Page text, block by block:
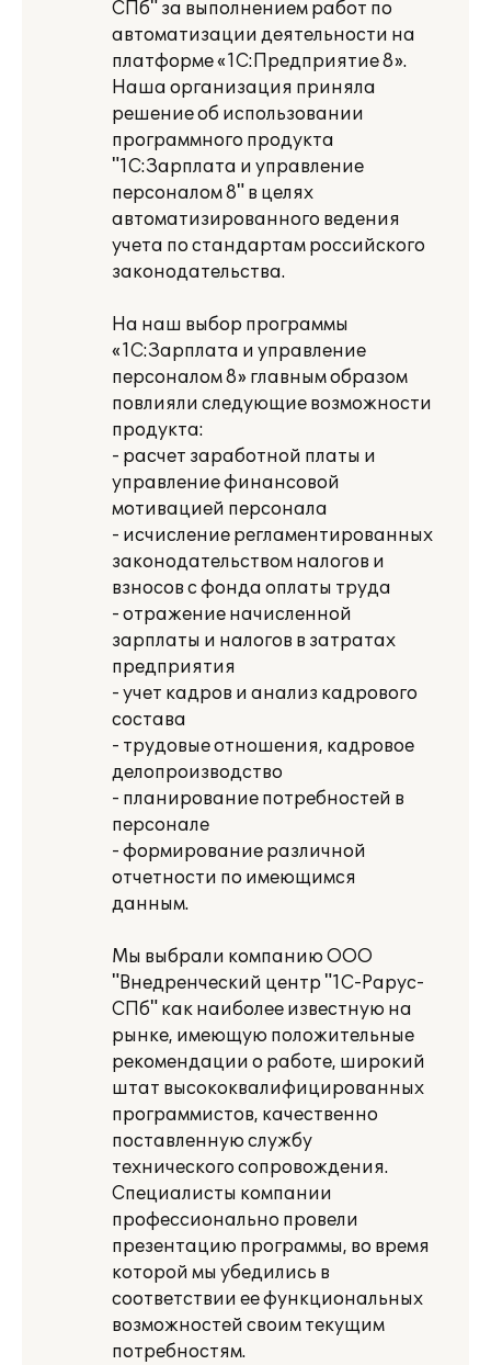
СПб" за выполнением работ по
автоматизации деятельности на
платформе «1С:Предприятие 8».
Наша организация приняла
решение об использовании
программного продукта
"1С:Зарплата и управление
персоналом 8" в целях
автоматизированного ведения
учета по стандартам российского
законодательства.
На наш выбор программы
«1С:Зарплата и управление
персоналом 8» главным образом
повлияли следующие возможности
продукта:
- расчет заработной платы и
управление финансовой
мотивацией персонала
- исчисление регламентированных
законодательством налогов и
взносов с фонда оплаты труда
- отражение начисленной
зарплаты и налогов в затратах
предприятия
- учет кадров и анализ кадрового
состава
- трудовые отношения, кадровое
делопроизводство
- планирование потребностей в
персонале
- формирование различной
отчетности по имеющимся
данным.
Мы выбрали компанию ООО
"Внедренческий центр "1С-Рарус-
СПб" как наиболее известную на
рынке, имеющую положительные
рекомендации о работе, широкий
штат высококвалифицированных
программистов, качественно
поставленную службу
технического сопровождения.
Специалисты компании
профессионально провели
презентацию программы, во время
которой мы убедились в
соответствии ее функциональных
возможностей своим текущим
потребностям.